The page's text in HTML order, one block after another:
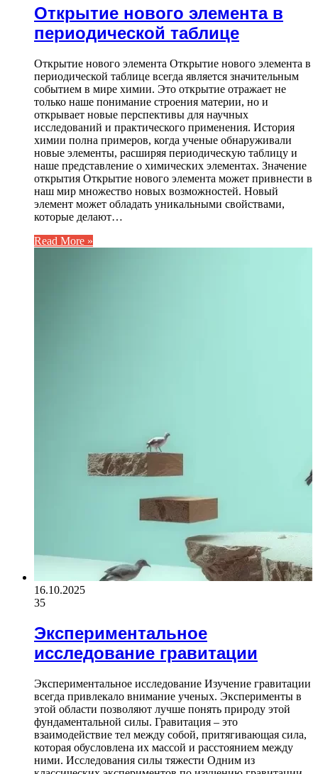
Открытие нового элемента в
периодической таблице
Открытие нового элемента Открытие нового элемента в
периодической таблице всегда является значительным
событием в мире химии. Это открытие отражает не
только наше понимание строения материи, но и
открывает новые перспективы для научных
исследований и практического применения. История
химии полна примеров, когда ученые обнаруживали
новые элементы, расширяя периодическую таблицу и
наше представление о химических элементах. Значение
открытия Открытие нового элемента может привнести в
наш мир множество новых возможностей. Новый
элемент может обладать уникальными свойствами,
которые делают…
Read More »
16.10.2025
35
Экспериментальное
исследование гравитации
Экспериментальное исследование Изучение гравитации
всегда привлекало внимание ученых. Эксперименты в
этой области позволяют лучше понять природу этой
фундаментальной силы. Гравитация – это
взаимодействие тел между собой, притягивающая сила,
которая обусловлена их массой и расстоянием между
ними. Исследования силы тяжести Одним из